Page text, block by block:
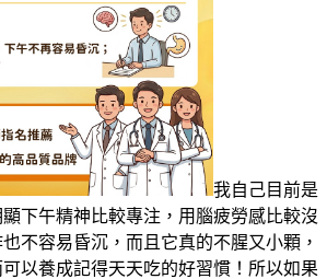
我自己目前是
下午精神比較專注，用腦疲勞感比較沒
不容易昏沉，而且它真的不腥又小顆，
以養成記得天天吃的好習慣！所以如果